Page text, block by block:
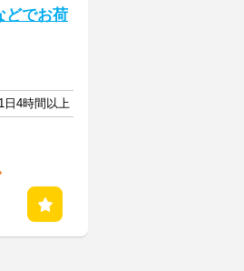
どでお荷
日4時間以上